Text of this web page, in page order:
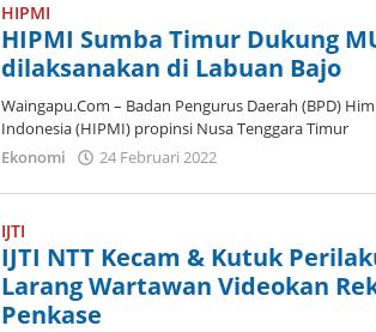
HIPMI
HIPMI Sumba Timur Dukung
dilaksanakan di Labuan Bajo
Waingapu.Com – Badan Pengurus Daerah (BPD)
Indonesia (HIPMI) propinsi Nusa Tenggara Timur
Ekonomi
24 Februari 2022
IJTI
IJTI NTT Kecam & Kutuk
Larang Wartawan Videokan
Penkase